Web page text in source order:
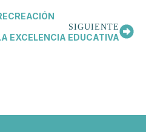
SIGUIENTE
EXCELENCIA EDUCATIVA